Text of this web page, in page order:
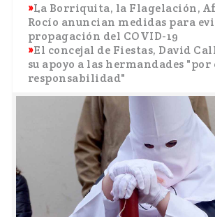
La Borriquita, la Flagelación,
Rocío anuncian medidas para
propagación del COVID-19
El concejal de Fiestas, David
su apoyo a las hermandades "por
responsabilidad"